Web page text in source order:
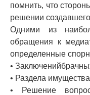
помнить, что
решении
Одними из
обращения к
определенные
•
• Раздела
• Решение